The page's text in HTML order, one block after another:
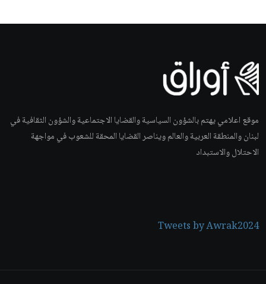
موقع اعلامي يهتم بالشؤون السياسية والقضايا الاجتماعية والشؤون الثقافية في
لبنان والمنطقة العربية والعالم ويناصر القضايا المحقة للشعوب في مواجهة
الاحتلال والاستبداد
Tweets by Awrak2024